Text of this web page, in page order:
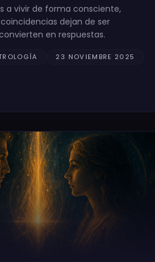
a vivir de forma consciente,
dejan de ser
en respuestas.
23 NOVIEMBRE 2025